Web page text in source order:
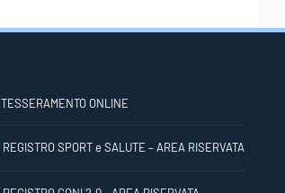
TESSERAMENTO ONLINE
REGISTRO SPORT e SALUTE – AREA RISERVATA